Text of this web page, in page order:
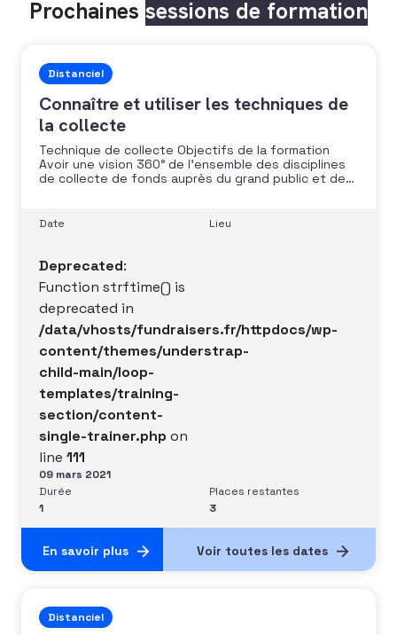
Prochaines sessions de formation
Distanciel
Connaître et utiliser les techniques de
la collecte
Technique de collecte Objectifs de la formation
Avoir une vision 360° de l’ensemble des disciplines
de collecte de fonds auprès du grand public et des
son propre plan d’action en fonction de ses
Date
Deprecated:
Function strftime() is
deprecated in
/data/vhosts/fundraisers.fr/httpdocs/wp-
content/themes/understrap-
child-main/loop-
templates/training-
section/content-
single-trainer.php on
line 111
09 mars 2021
Lieu
Durée
1
Places restantes
3
En savoir plus Voir toutes les dates
Distanciel